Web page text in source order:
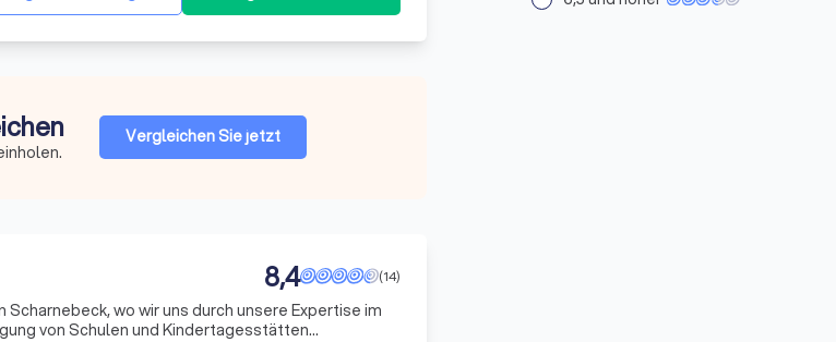
Vergleichen Sie jetzt
(14)
8,4
wo wir uns durch unsere Expertise im
von Schulen und Kindertagesstätten